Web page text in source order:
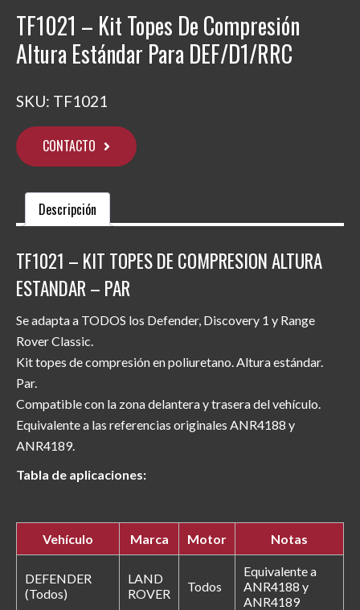
TF1021 – Kit Topes De Compresión
Altura Estándar Para DEF/D1/RRC
SKU: TF1021
CONTACTO
Descripción
TF1021 – KIT TOPES DE COMPRESION ALTURA
ESTANDAR – PAR
Se adapta a TODOS los Defender, Discovery 1 y Range
Rover Classic.
Kit topes de compresión en poliuretano. Altura estándar.
Par.
Compatible con la zona delantera y trasera del vehículo.
Equivalente a las referencias originales ANR4188 y
ANR4189.
Tabla de aplicaciones:
Vehículo Marca Motor Notas
DEFENDER
(Todos)
LAND
ROVER
Todos
Equivalente a
ANR4188 y
ANR4189